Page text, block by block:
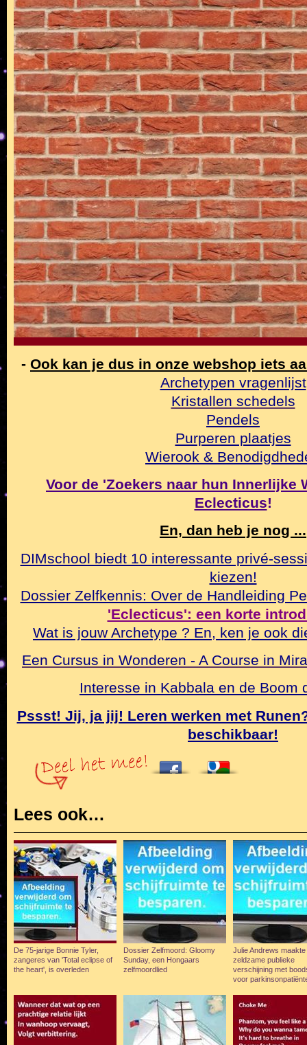
- Ook kan je dus in onze webshop iets
Archetypen vragenlijst
Kristallen schedels
Pendels
Purperen plaatjes
Wierook &
Voor de 'Zoekers naar hun Innerlijke
Eclecticus!
En, dan heb je nog ...
DIMschool biedt 10 interessante privé-
kiezen!
Dossier Zelfkennis: Over de Handleiding
'Eclecticus': een korte
Wat is jouw Archetype ? En, ken je ook
Een Cursus in Wonderen - A Course in
Interesse in Kabbala en de Boom
Pssst! Jij, ja jij! Leren werken met
beschikbaar!
Lees ook…
De 75-jarige Bonnie Tyler,
zangeres van 'Total eclipse of
the heart', is overleden
Dossier Zelfmoord: Gloomy
Sunday, een Hongaars
zelfmoordlied
Julie Andrews maakte
zeldzame publieke
verschijning met
voor